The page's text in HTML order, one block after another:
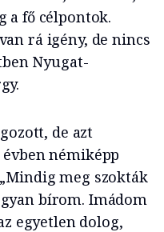
a fő célpontok.
rá igény, de nincs
Nyugat-
de azt
némiképp
meg szokták
bírom. Imádom
egyetlen dolog,